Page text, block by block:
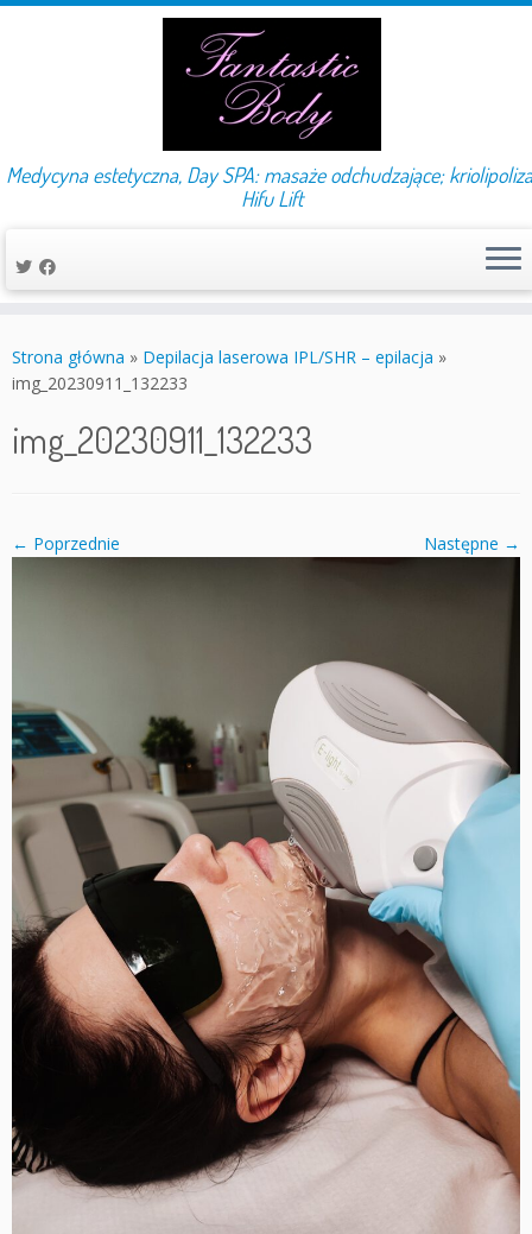
do
treści
Medycyna estetyczna, Day SPA: masaże odchudzające;
Hifu Lift
Strona główna » Depilacja laserowa IPL/SHR – epilacja »
img_20230911_132233
img_20230911_132233
← Poprzednie Następne →